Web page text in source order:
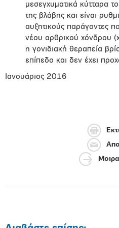
μεσεγχυματικά κύτταρα
της βλάβης και είναι
αυξητικούς παράγοντες
νέου αρθρικού χόνδρου
η γονιδιακή θεραπεία
επίπεδο και δεν έχει
Ιανουάριος 2016